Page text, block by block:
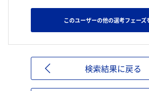
このユーザーの他の選考フェーズ
検索結果に戻る